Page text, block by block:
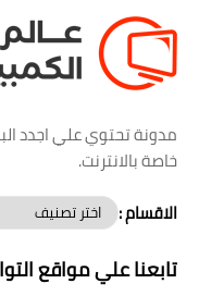
مدونة تحتوي علي اجدد
خاصة بالانترنت.
الاقسام :
تابعنا علي مواقع